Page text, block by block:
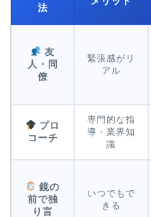
法
友
人・同
僚
緊張感がリ
アル
プロ
コーチ
専門的な指
導・業界知
識
鏡の
前で独
り言
いつでもで
きる